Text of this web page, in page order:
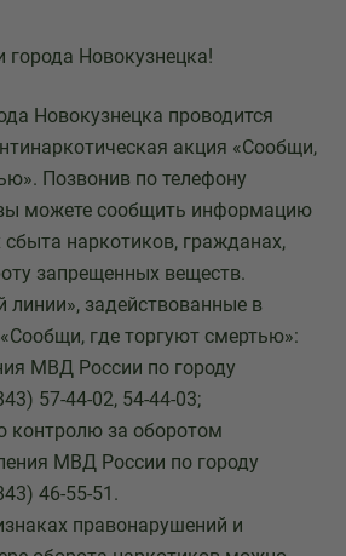
Новокузнецка!
Новокузнецка проводится
акция «Сообщи,
Позвонив по телефону
можете сообщить информацию
сбыта наркотиков, гражданах,
запрещенных веществ.
линии», задействованные в
где торгуют смертью»:
МВД России по городу
57-44-02, 54-44-03;
контролю за оборотом
МВД России по городу
46-55-51.
правонарушений и